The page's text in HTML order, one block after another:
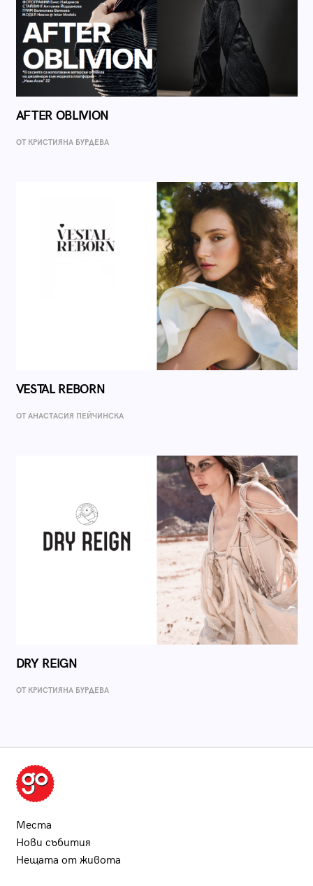
AFTER OBLIVION
ОТ КРИСТИЯНА БУРДЕВА
VESTAL REBORN
ОТ AНАСТАСИЯ ПЕЙЧИНСКА
DRY REIGN
ОТ КРИСТИЯНА БУРДЕВА
Места
Нови събития
Нещата от живота